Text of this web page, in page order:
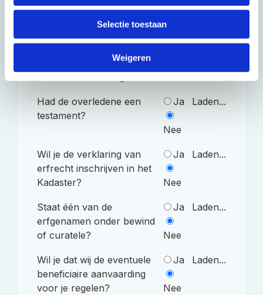
Selectie toestaan
Weigeren
Je kunt een extern contact
persoon aanwijzen (geen
rekenen wij hetzelfde als
Had de overledene een
testament?
Ja
Nee
Laden...
Wil je de verklaring van
erfrecht inschrijven in het
Kadaster?
Ja
Nee
Laden...
Staat één van de
erfgenamen onder bewind
of curatele?
Ja
Nee
Laden...
Wil je dat wij de eventuele
beneficiaire aanvaarding
voor je regelen?
Ja
Nee
Laden...